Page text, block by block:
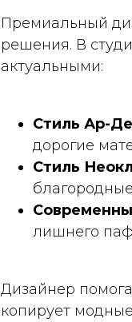
Премиальный
решения. В
актуальными:
Стиль Ар-
дорогие
Стиль
лишнего
Дизайнер
копирует